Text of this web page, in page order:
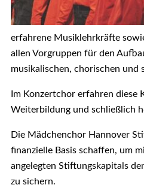
erfahrene Musiklehrkräfte
allen Vorgruppen für den
musikalischen, chorischen und
Im Konzertchor erfahren diese
Weiterbildung und schließlich
Die Mädchenchor Hannover
finanzielle Basis schaffen, um
angelegten Stiftungskapitals
zu sichern.